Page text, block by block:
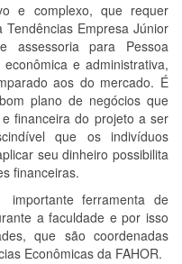
e complexo, que requer
Empresa Júnior
assessoria para Pessoa
e administrativa,
aos do mercado. É
plano de negócios que
financeira do projeto a ser
que os indivíduos
seu dinheiro possibilita
financeiras.
ferramenta de
a faculdade e por isso
que são coordenadas
Econômicas da FAHOR.